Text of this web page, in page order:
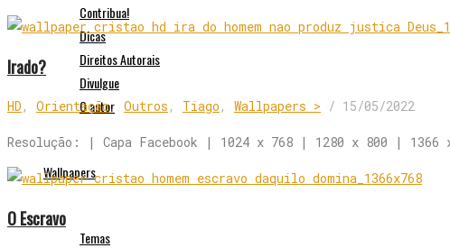
Contribua!
Dicas
Direitos Autorais
Divulgue
O autor
Wallpapers
Temas
Irado?
HD , Orientação, Outros , Tiago , Wallpapers > / 15/05/2022
Resolução: | Capa Facebook | 1024 x 768 | 1280 x 800 | 1366
O Escravo